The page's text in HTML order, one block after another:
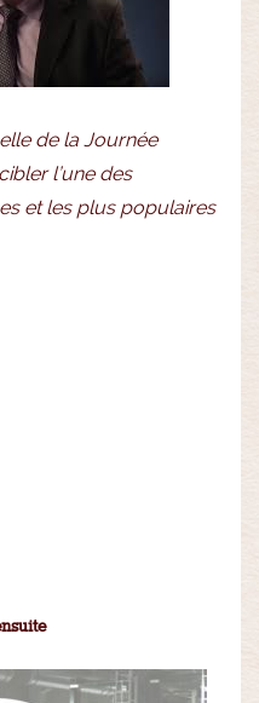
de la Journée
l’une des
et les plus populaires